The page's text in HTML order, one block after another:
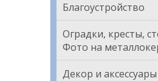
Благоустройство
Оградки, кресты,
Фото на
Декор и аксессуары